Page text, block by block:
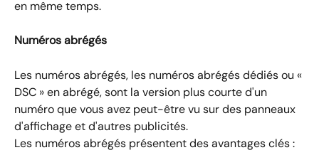
en même temps.
Numéros abrégés
Les numéros abrégés, les numéros abrégés dédiés ou «
DSC » en abrégé, sont la version plus courte d'un
numéro que vous avez peut-être vu sur des panneaux
d'affichage et d'autres publicités.
Les numéros abrégés présentent des avantages clés :